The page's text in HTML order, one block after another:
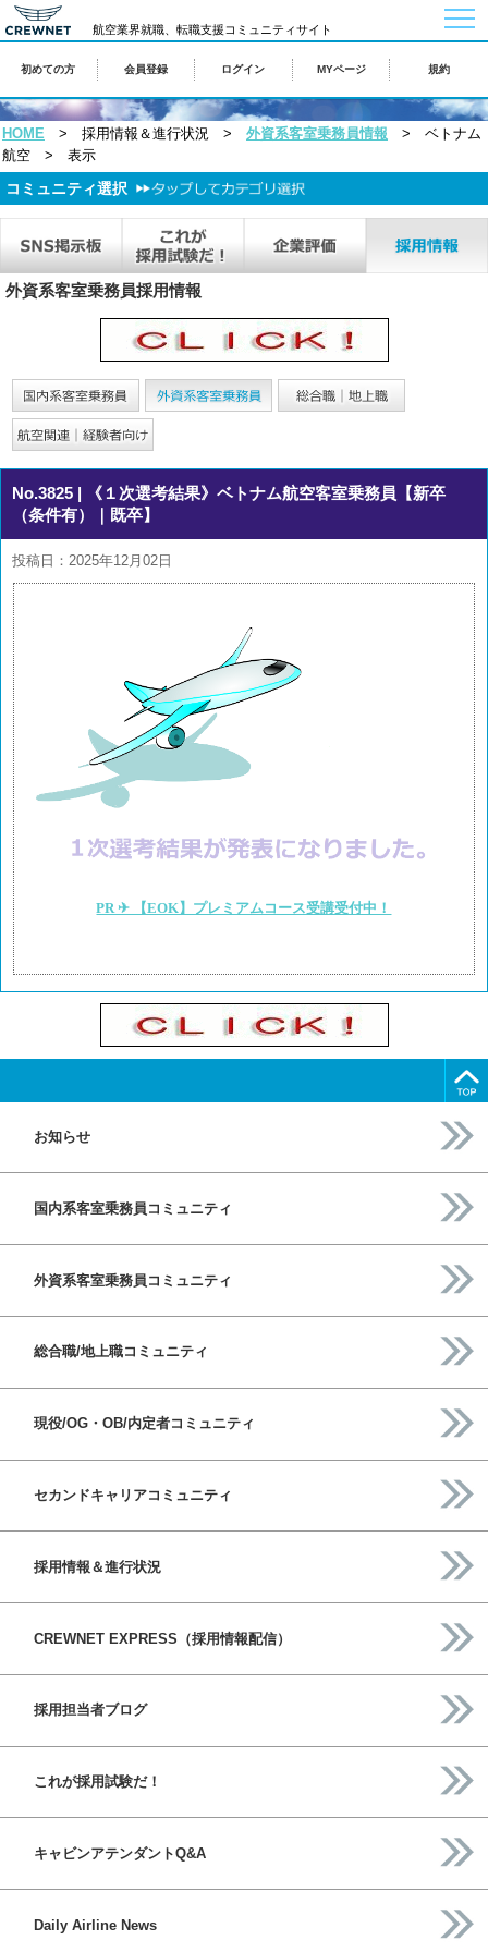
航空業界就職、転職支援コミュニティサイト
初めての方 会員登録 ログイン MYページ 規約
HOME > 採用情報＆進行状況 > 外資系客室乗務員情報 > ベトナム
航空 > 表示
コミュニティ選択
外資系客室乗務員採用情報
No.3825 | 《１次選考結果》ベトナム航空客室乗務員【新卒
（条件有）｜既卒】
投稿日：2025年12月02日
PR ✈ 【EOK】プレミアムコース受講受付中！
お知らせ
国内系客室乗務員コミュニティ
外資系客室乗務員コミュニティ
総合職/地上職コミュニティ
現役/OG・OB/内定者コミュニティ
セカンドキャリアコミュニティ
採用情報＆進行状況
CREWNET EXPRESS（採用情報配信）
採用担当者ブログ
これが採用試験だ！
キャビンアテンダントQ&A
Daily Airline News